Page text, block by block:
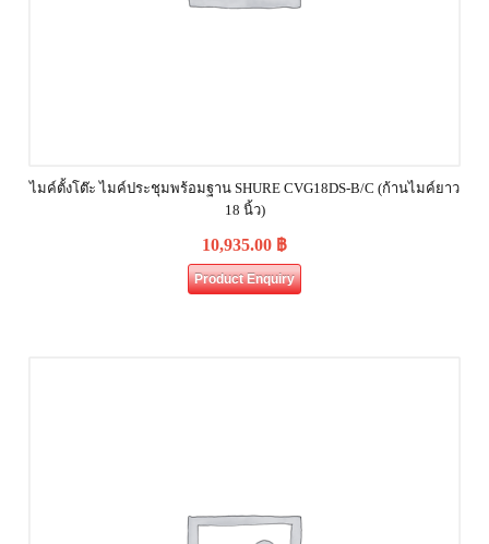
ไมค์ตั้งโต๊ะ ไมค์ประชุมพร้อมฐาน SHURE CVG18DS‐B/C (ก้านไมค์ยาว
18 นิ้ว)
10,935.00 ฿
Product Enquiry